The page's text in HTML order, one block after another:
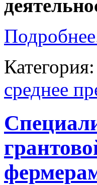
Категория:
среднее